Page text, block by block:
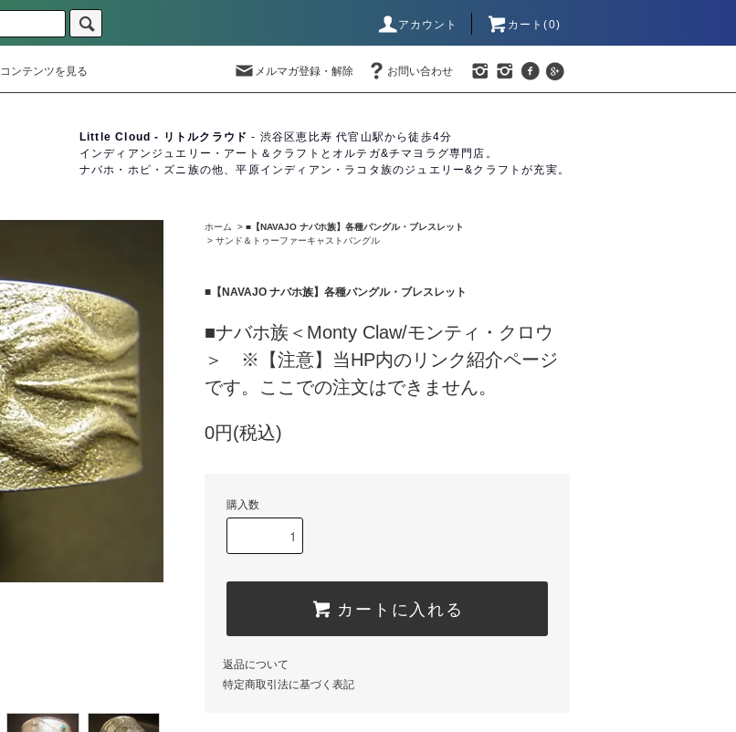
アカウント カート(0)
コンテンツを見る メルマガ登録・解除 お問い合わせ
Little Cloud - リトルクラウド - 渋谷区恵比寿 代官山駅から徒歩4分
インディアンジュエリー・アート＆クラフトとオルテガ&チマヨラグ専門店。
ナバホ・ホピ・ズニ族の他、平原インディアン・ラコタ族のジュエリー&クラフトが充実。
ホーム > ■【NAVAJO ナバホ族】各種バングル・ブレスレット
> サンド＆トゥーファーキャストバングル
■【NAVAJO ナバホ族】各種バングル・ブレスレット
■ナバホ族＜Monty Claw/モンティ・クロウ
＞ ※【注意】当HP内のリンク紹介ページ
です。ここでの注文はできません。
0円(税込)
購入数
カートに入れる
返品について
特定商取引法に基づく表記